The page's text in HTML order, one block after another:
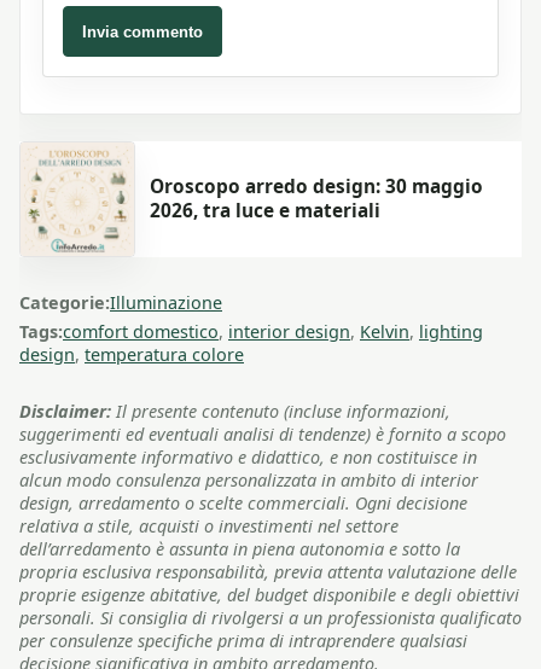
Invia commento
Oroscopo arredo design: 30 maggio
2026, tra luce e materiali
Categorie:Illuminazione
Tags:comfort domestico, interior design, Kelvin, lighting
design, temperatura colore
Disclaimer: Il presente contenuto (incluse informazioni,
suggerimenti ed eventuali analisi di tendenze) è fornito a scopo
esclusivamente informativo e didattico, e non costituisce in
alcun modo consulenza personalizzata in ambito di interior
design, arredamento o scelte commerciali. Ogni decisione
relativa a stile, acquisti o investimenti nel settore
dell’arredamento è assunta in piena autonomia e sotto la
propria esclusiva responsabilità, previa attenta valutazione delle
proprie esigenze abitative, del budget disponibile e degli obiettivi
personali. Si consiglia di rivolgersi a un professionista qualificato
per consulenze specifiche prima di intraprendere qualsiasi
decisione significativa in ambito arredamento.